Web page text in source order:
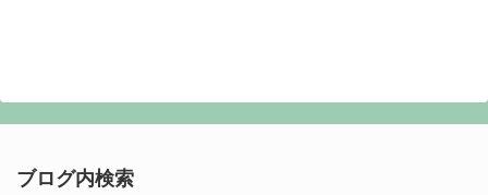
ブログ内検索